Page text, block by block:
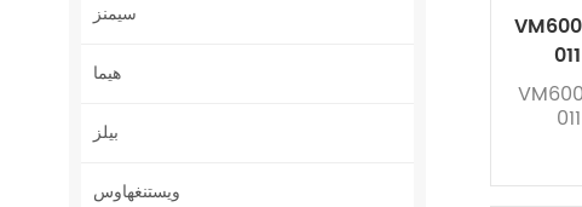
سيمنز
هيما
بيلز
ويستنغهاوس